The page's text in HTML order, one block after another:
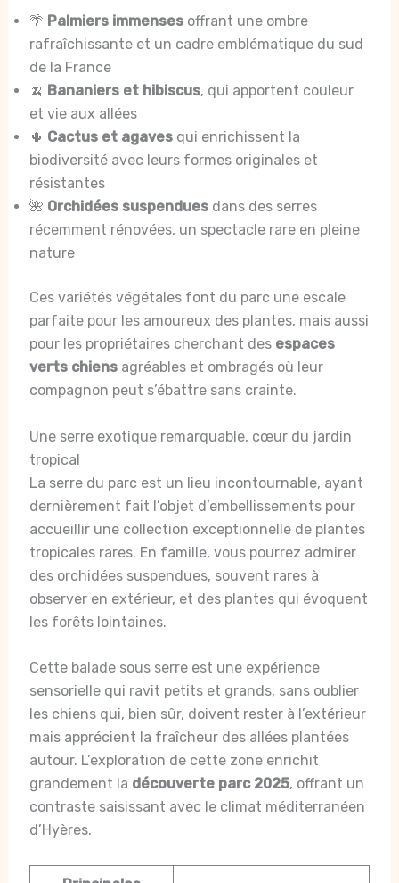
🌴 Palmiers immensesoffrant une ombre
rafraîchissante et un cadre emblématique du sud
de la France
🍌 Bananiers et hibiscus, qui apportent couleur
et vie aux allées
🌵 Cactus et agavesqui enrichissent la
biodiversité avec leurs formes originales et
résistantes
🌺 Orchidées suspenduesdans des serres
récemment rénovées, un spectacle rare en pleine
nature
Ces variétés végétales font du parc une escale
parfaite pour les amoureux des plantes, mais aussi
pour les propriétaires cherchant des espaces
verts chiensagréables et ombragés où leur
compagnon peut s’ébattre sans crainte.
Une serre exotique remarquable, cœur du jardin
tropical
La serre du parc est un lieu incontournable, ayant
dernièrement fait l’objet d’embellissements pour
accueillir une collection exceptionnelle de plantes
tropicales rares. En famille, vous pourrez admirer
des orchidées suspendues, souvent rares à
observer en extérieur, et des plantes qui évoquent
les forêts lointaines.
Cette balade sous serre est une expérience
sensorielle qui ravit petits et grands, sans oublier
les chiens qui, bien sûr, doivent rester à l’extérieur
mais apprécient la fraîcheur des allées plantées
autour. L’exploration de cette zone enrichit
grandement la découverte parc 2025, offrant un
contraste saisissant avec le climat méditerranéen
d’Hyères.